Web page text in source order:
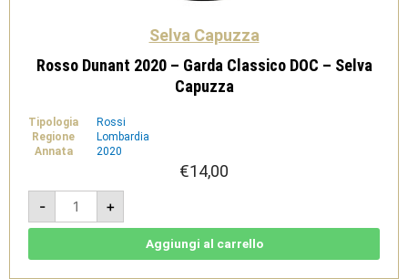
Selva Capuzza
Rosso Dunant 2020 – Garda Classico DOC – Selva
Capuzza
Tipologia
Rossi
Regione
Lombardia
Annata
2020
€14,00
-
Rosso
Dunant
2020
-
+
Aggiungi al carrello